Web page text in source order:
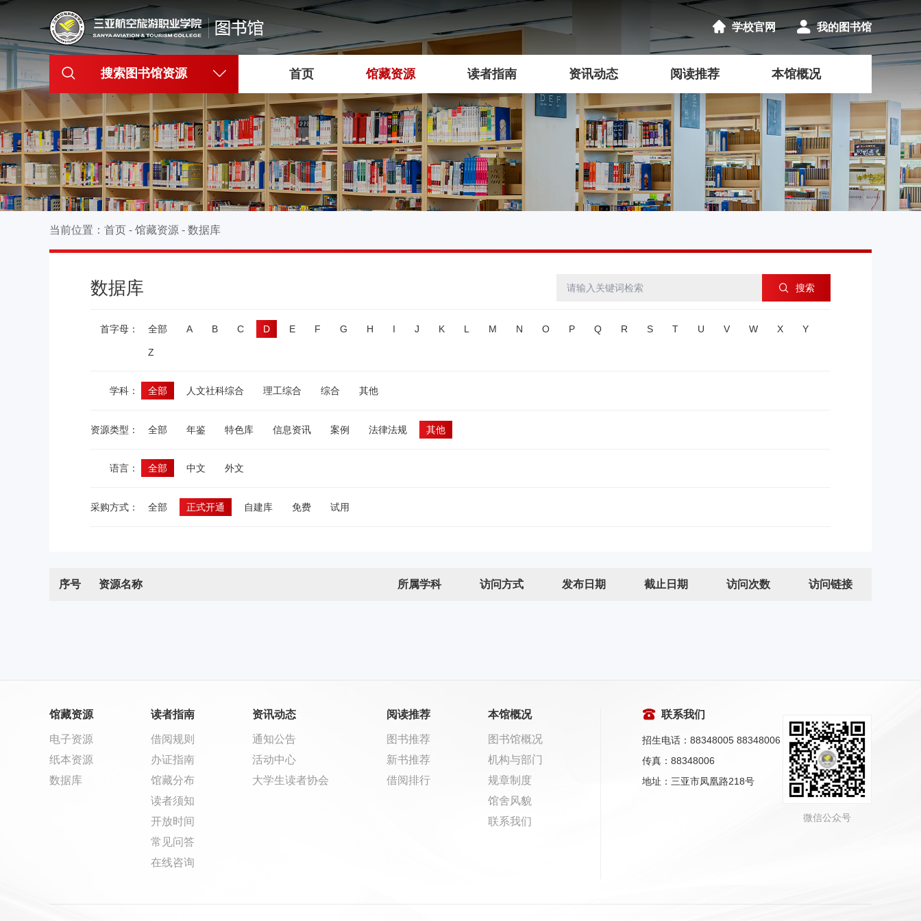
学校官网 我的图书馆
搜索图书馆资源 首页 馆藏资源 读者指南 资讯动态 阅读推荐 本馆概况
当前位置： 首页 - 馆藏资源 - 数据库
数据库 搜索
首字母： 全部 A B C D E F G H I J K L M N O P Q R S T U V W X Y
Z
学科： 全部 人文社科综合 理工综合 综合 其他
资源类型： 全部 年鉴 特色库 信息资讯 案例 法律法规 其他
语言： 全部 中文 外文
采购方式： 全部 正式开通 自建库 免费 试用
序号 资源名称 所属学科 访问方式 发布日期 截止日期 访问次数 访问链接
馆藏资源
电子资源
纸本资源
数据库
读者指南
借阅规则
办证指南
馆藏分布
读者须知
开放时间
常见问答
在线咨询
资讯动态
通知公告
活动中心
大学生读者协会
阅读推荐
图书推荐
新书推荐
借阅排行
本馆概况
图书馆概况
机构与部门
规章制度
馆舍风貌
联系我们
联系我们
招生电话：88348005 88348006
传真：88348006
地址：三亚市凤凰路218号
微信公众号